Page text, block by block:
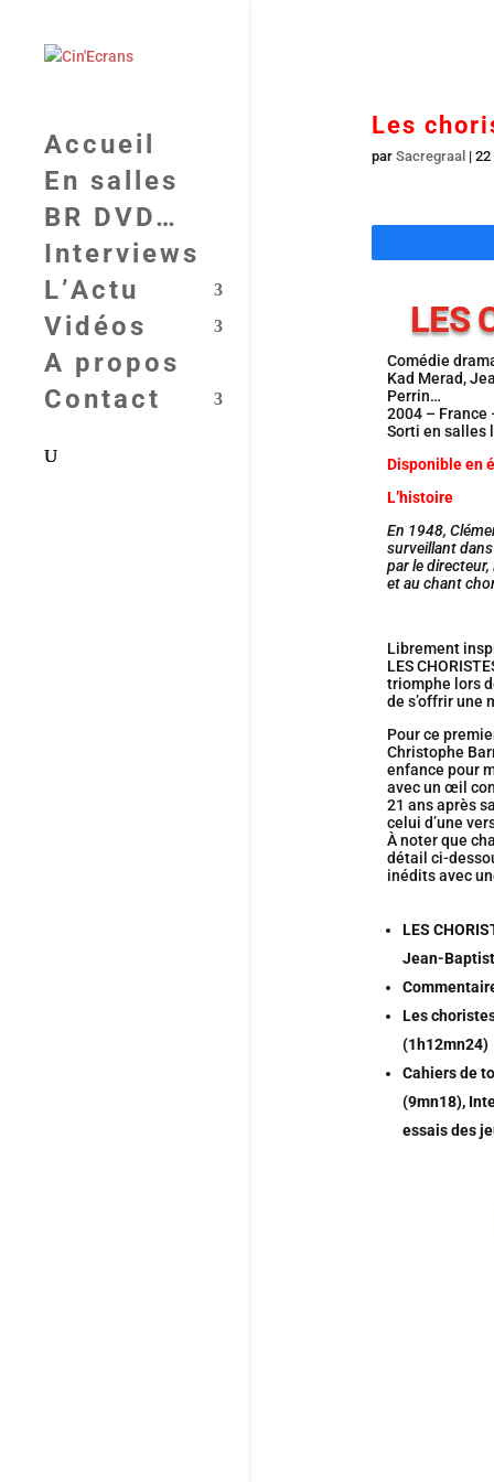
Accueil
En salles
BR DVD…
Interviews
L’Actu
Vidéos
A propos
Contact
Les
par Sacregraal | 22
LES
Comédie
Kad Merad,
Perrin…
2004 – France
Sorti en salles
Disponible en
L’histoire
En 1948,
surveillant
par le
et au chant
Librement
LES
triomphe lors
de s’offrir une
Pour ce
Christophe
enfance pour
avec un œil
21 ans après
celui d’une
À noter que
détail ci-
inédits avec
LES
Jean-
Les
(1h12mn24)
Cahiers de
(9mn18),
essais des